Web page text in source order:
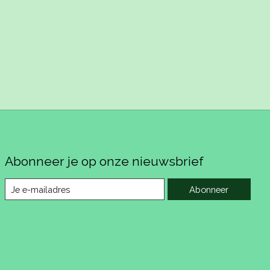
Abonneer je op onze nieuwsbrief
Abonneer